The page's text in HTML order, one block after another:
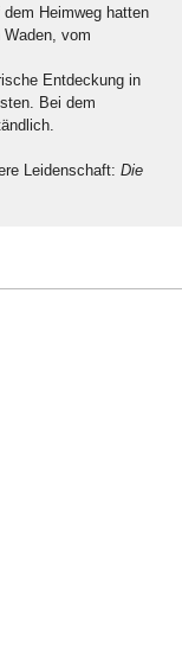
Heimweg hatten
vom
Entdeckung in
Bei dem
Leidenschaft: Die